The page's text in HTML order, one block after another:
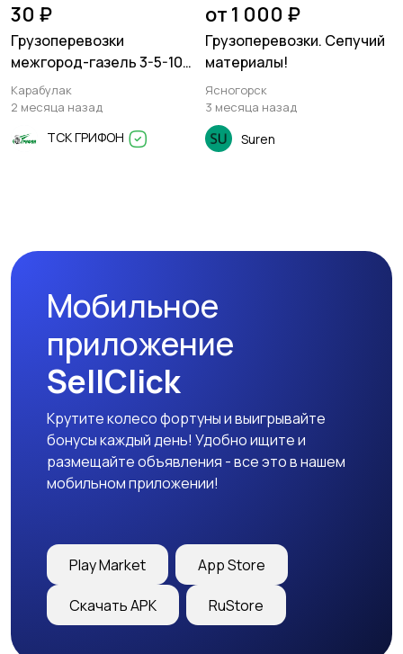
30 ₽
Грузоперевозки
межгород-газель 3-5-10
тонн
Карабулак
2 месяца назад
ТСК ГРИФОН
от 1 000 ₽
Грузоперевозки. Сепучий
материалы!
Ясногорск
3 месяца назад
Suren
Мобильное
приложение
SellClick
Крутите колесо фортуны и выигрывайте
бонусы каждый день! Удобно ищите и
размещайте объявления - все это в нашем
мобильном приложении!
Play Market App Store
Скачать APK RuStore